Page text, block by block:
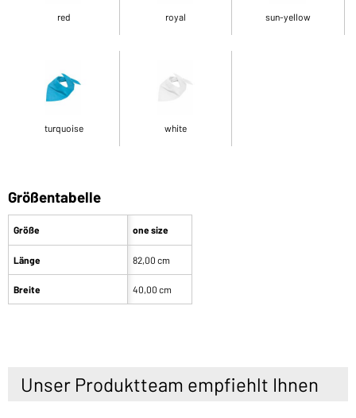
red royal sun-yellow
turquoise white
Größentabelle
Größe
Länge
Breite
one size
82,00 cm
40,00 cm
Unser Produktteam empfiehlt Ihnen